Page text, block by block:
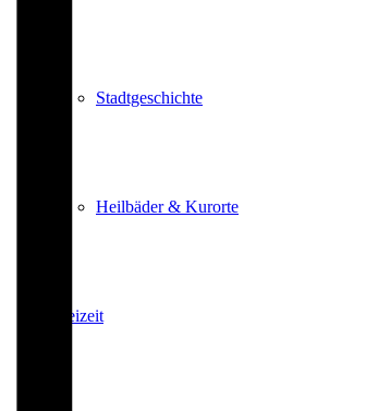
Stadtgeschichte
Heilbäder & Kurorte
Freizeit